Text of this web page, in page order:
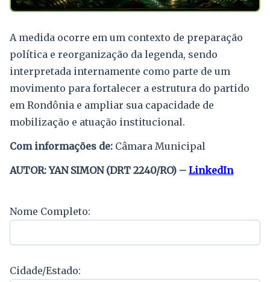
A medida ocorre em um contexto de preparação
política e reorganização da legenda, sendo
interpretada internamente como parte de um
movimento para fortalecer a estrutura do partido
em Rondônia e ampliar sua capacidade de
mobilização e atuação institucional.
Com informações de: Câmara Municipal
AUTOR: YAN SIMON (DRT 2240/RO) – LinkedIn
Nome Completo:
Cidade/Estado: